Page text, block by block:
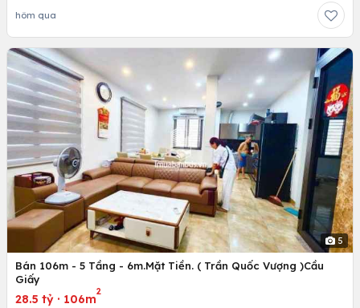
hôm qua
5
Bán 106m - 5 Tầng - 6m.Mặt Tiền. ( Trần Quốc Vượng )Cầu
Giấy
28.5 tỷ · 106m
2